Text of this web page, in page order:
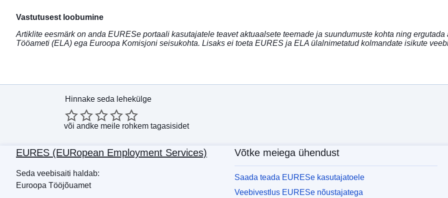
Vastutusest loobumine
Artiklite eesmärk on anda EURESe portaali kasutajatele teavet aktuaalsete teemade ja suundumuste kohta ning
Tööameti (ELA) ega Euroopa Komisjoni seisukohta. Lisaks ei toeta EURES ja ELA ülalnimetatud kolmandate isikute
Hinnake seda lehekülge
või andke meile rohkem tagasisidet
EURES (EURopean Employment Services)
Seda veebisaiti haldab:
Euroopa Tööjõuamet
Võtke meiega ühendust
Saada teada EURESe kasutajatoele
Veebivestlus EURESe nõustajatega